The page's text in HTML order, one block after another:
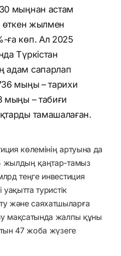
мыңнан астам
өткен жылмен
ға көп. Ал 2025
Түркістан
адам сапарлап
мыңы – тарихи
мыңы – табиғи
тамашалаған.
көлемінің артуына да
жылдың қаңтар-тамыз
теңге инвестиция
туристік
және саяхатшыларға
мақсатында жалпы құны
47 жоба жүзеге